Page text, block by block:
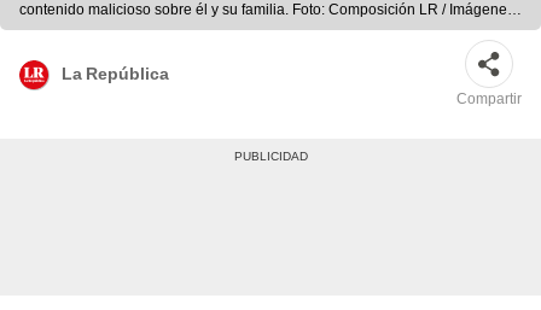
contenido malicioso sobre él y su familia. Foto: Composición LR / Imágenes
HYPE y captura
La República
Compartir